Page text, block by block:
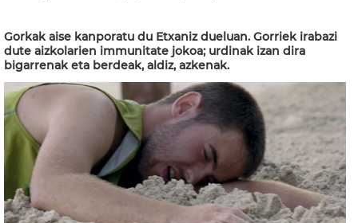
Gorkak aise kanporatu du Etxaniz dueluan. Gorriek irabazi
dute aizkolarien immunitate jokoa; urdinak izan dira
bigarrenak eta berdeak, aldiz, azkenak.